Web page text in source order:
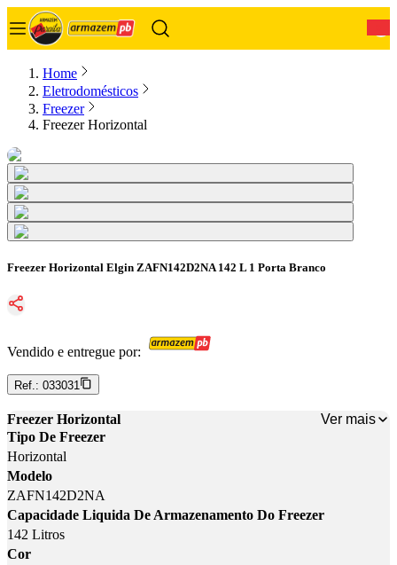
Home
Eletrodomésticos
Freezer
Freezer Horizontal
Freezer Horizontal Elgin ZAFN142D2NA 142 L 1 Porta Branco
Vendido e entregue por:
Ref.: 033031
Freezer Horizontal
Ver mais
Tipo De Freezer
Horizontal
Modelo
ZAFN142D2NA
Capacidade Liquida De Armazenamento Do Freezer
142 Litros
Cor